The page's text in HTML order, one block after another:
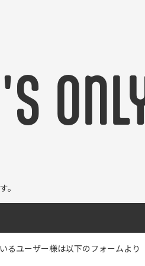
。
るユーザー様は以下のフォームよ